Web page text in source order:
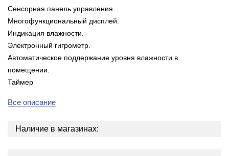
Сенсорная панель управления.
Многофункциональный дисплей.
Индикация влажности.
Электронный гигрометр.
Автоматическое поддержание уровня влажности в
помещении.
Таймер
Все описание
Наличие в магазинах: